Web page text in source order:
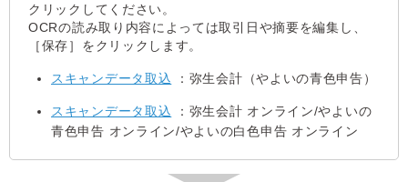
クリックしてください。
OCRの読み取り内容によっては取引日や摘要を編集し、
［保存］をクリックします。
スキャンデータ取込 ：弥生会計（やよいの青色申告）
スキャンデータ取込 ：弥生会計 オンライン/やよいの
青色申告 オンライン/やよいの白色申告 オンライン